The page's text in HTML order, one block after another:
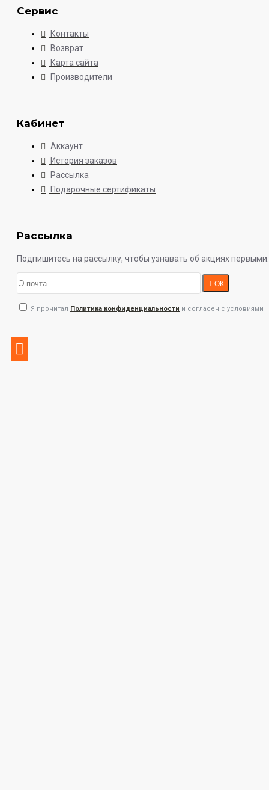
Сервис
Контакты
Возврат
Карта сайта
Производители
Кабинет
Аккаунт
История заказов
Рассылка
Подарочные сертификаты
Рассылка
Подпишитесь на рассылку, чтобы узнавать об акциях первыми.
ОК
Я прочитал Политика конфиденциальности и согласен с условиями